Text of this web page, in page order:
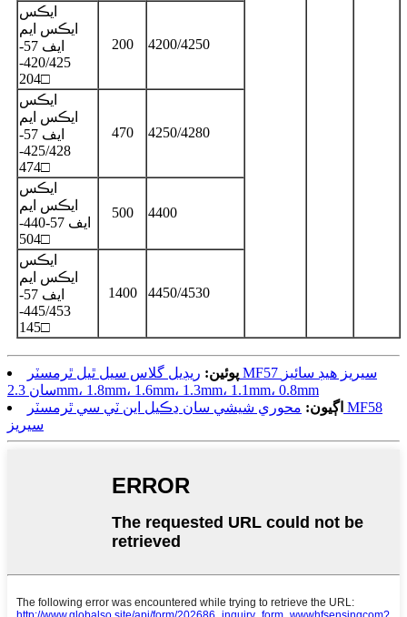
ايڪس
ايڪس ايم
ايف 57-
420/425-
204□
200 4200/4250
ايڪس
ايڪس ايم
ايف 57-
425/428-
474□
470 4250/4280
ايڪس
ايڪس ايم
ايف 57-440-
504□
500 4400
ايڪس
ايڪس ايم
ايف 57-
445/453-
145□
1400 4450/4530
پوئين: ريڊيل گلاس سيل ٿيل ٿرمسٽر MF57 سيريز هيڊ سائيز
سان 2.3mm، 1.8mm، 1.6mm، 1.3mm، 1.1mm، 0.8mm
اڳيون: محوري شيشي سان ڍڪيل اين ٽي سي ٿرمسٽر MF58
سيريز